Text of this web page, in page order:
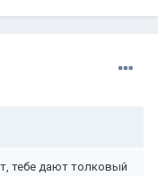
тебе дают толковый